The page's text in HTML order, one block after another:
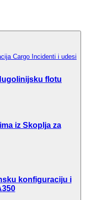
Cargo Incidenti i udesi
flotu
iz Skoplja za
konfiguraciju i